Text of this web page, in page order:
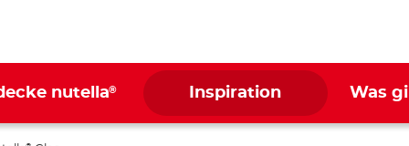
nutella® Inspiration Was